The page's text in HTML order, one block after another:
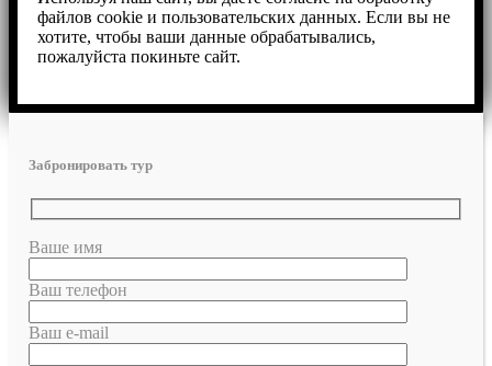
файлов cookie и пользовательских данных. Если вы не
хотите, чтобы ваши данные обрабатывались,
пожалуйста покиньте сайт.
Забронировать тур
Ваше имя
Ваш телефон
Ваш e-mail